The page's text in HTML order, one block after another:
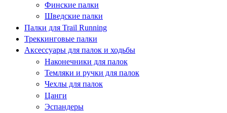
Финские палки
Шведские палки
Палки для Trail Running
Треккинговые палки
Аксессуары для палок и ходьбы
Наконечники для палок
Темляки и ручки для палок
Чехлы для палок
Цанги
Эспандеры